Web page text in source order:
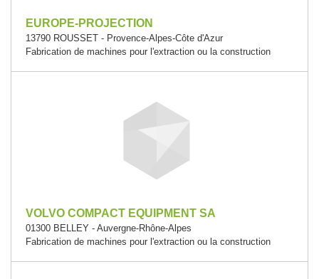
EUROPE-PROJECTION
13790 ROUSSET - Provence-Alpes-Côte d'Azur
Fabrication de machines pour l'extraction ou la construction
VOLVO COMPACT EQUIPMENT SA
01300 BELLEY - Auvergne-Rhône-Alpes
Fabrication de machines pour l'extraction ou la construction